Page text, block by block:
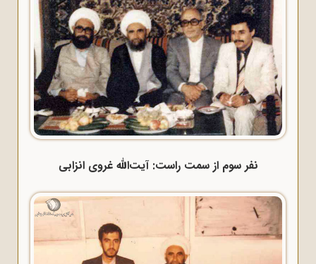
نفر سوم از سمت راست: آیت‌الله غروی انزابی